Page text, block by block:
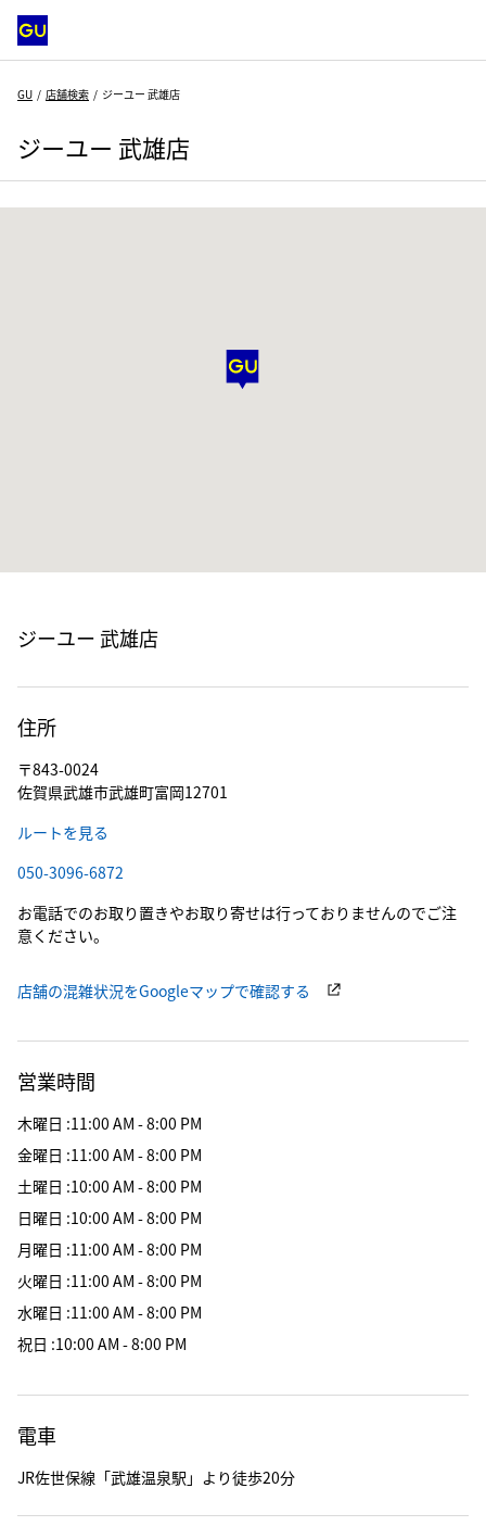
GU 店舗検索 ジーユー 武雄店
ジーユー 武雄店
ジーユー 武雄店
住所
〒843-0024
佐賀県武雄市武雄町富岡12701
ルートを見る
050-3096-6872
お電話でのお取り置きやお取り寄せは行っておりませんのでご注
意ください。
店舗の混雑状況をGoogleマップで確認する
営業時間
木曜日 :11:00 AM - 8:00 PM
金曜日 :11:00 AM - 8:00 PM
土曜日 :10:00 AM - 8:00 PM
日曜日 :10:00 AM - 8:00 PM
月曜日 :11:00 AM - 8:00 PM
火曜日 :11:00 AM - 8:00 PM
水曜日 :11:00 AM - 8:00 PM
祝日 :10:00 AM - 8:00 PM
電車
JR佐世保線「武雄温泉駅」より徒歩20分